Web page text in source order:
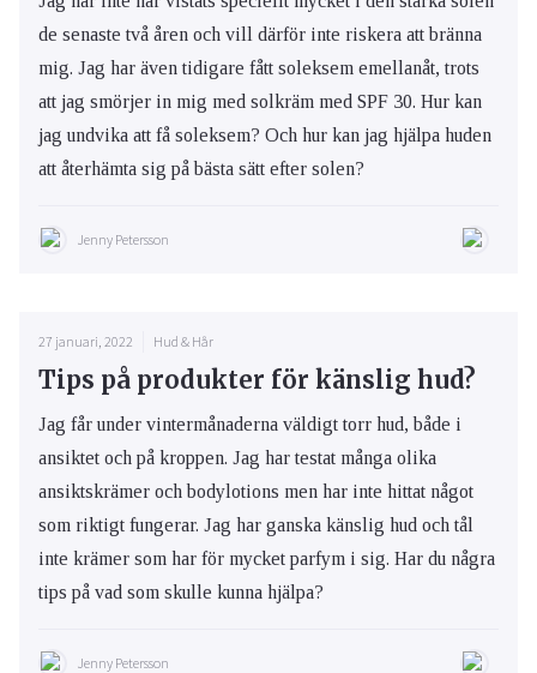
de senaste två åren och vill därför inte riskera att bränna
mig. Jag har även tidigare fått soleksem emellanåt, trots
att jag smörjer in mig med solkräm med SPF 30. Hur kan
jag undvika att få soleksem? Och hur kan jag hjälpa huden
att återhämta sig på bästa sätt efter solen?
Jenny Petersson
27 januari, 2022 Hud & Hår
Tips på produkter för känslig hud?
Jag får under vintermånaderna väldigt torr hud, både i
ansiktet och på kroppen. Jag har testat många olika
ansiktskrämer och bodylotions men har inte hittat något
som riktigt fungerar. Jag har ganska känslig hud och tål
inte krämer som har för mycket parfym i sig. Har du några
tips på vad som skulle kunna hjälpa?
Jenny Petersson